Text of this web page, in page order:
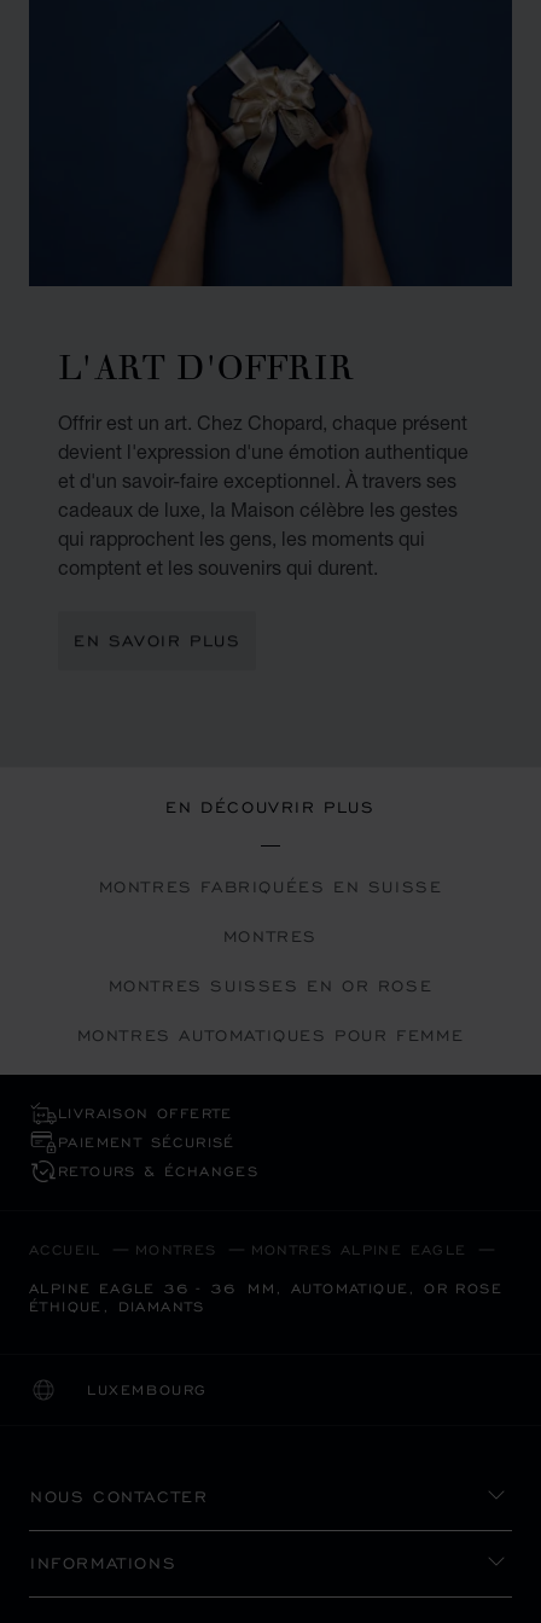
L'ART D'OFFRIR
Offrir est un art. Chez Chopard, chaque présent
devient l'expression d'une émotion authentique
et d'un savoir-faire exceptionnel. À travers ses
cadeaux de luxe, la Maison célèbre les gestes
qui rapprochent les gens, les moments qui
comptent et les souvenirs qui durent.
EN SAVOIR PLUS
EN DÉCOUVRIR PLUS
MONTRES FABRIQUÉES EN SUISSE
MONTRES
MONTRES SUISSES EN OR ROSE
MONTRES AUTOMATIQUES POUR FEMME
LIVRAISON OFFERTE
PAIEMENT SÉCURISÉ
RETOURS & ÉCHANGES
ACCUEIL MONTRES MONTRES ALPINE EAGLE
ALPINE EAGLE 36 - 36 MM, AUTOMATIQUE, OR ROSE
ÉTHIQUE, DIAMANTS
LUXEMBOURG
LOCALISATION (CHANGER DE PAYS)
CHANGER DE PAYS
NOUS CONTACTER
INFORMATIONS